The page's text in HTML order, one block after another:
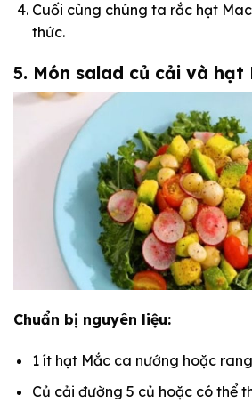
Cuối cùng chúng ta rắc hạt
thức.
5. Món salad củ cải và hạt
Chuẩn bị nguyên liệu:
1 ít hạt Mắc ca nướng hoặc
Củ cải đường 5 củ hoặc có thể